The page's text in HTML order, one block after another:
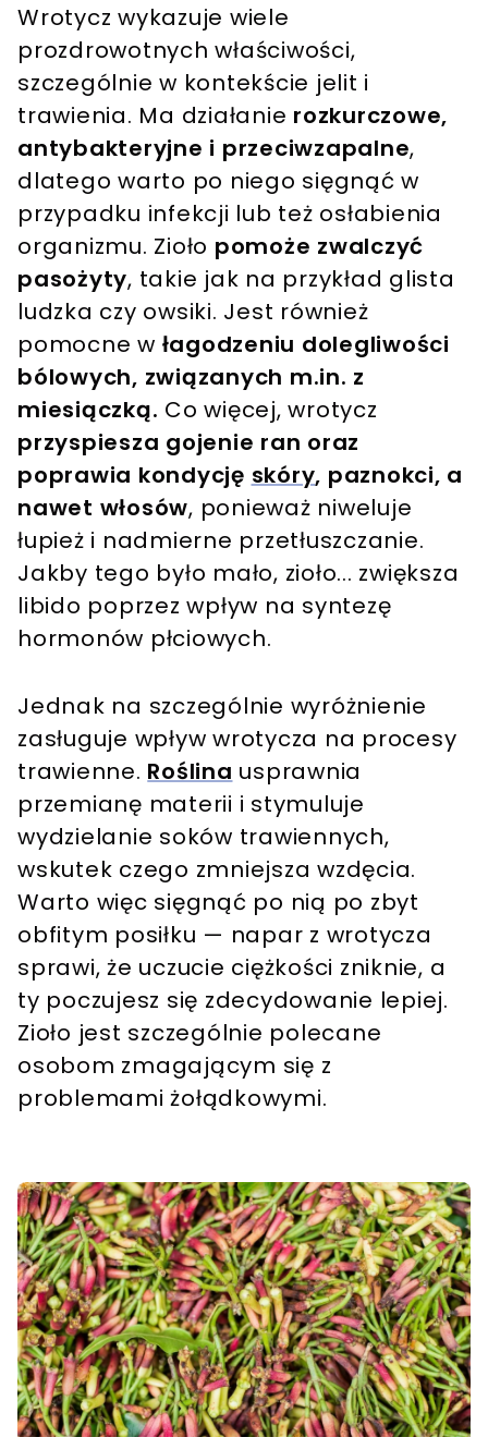
Wrotycz wykazuje wiele
prozdrowotnych właściwości,
szczególnie w kontekście jelit i
trawienia. Ma działanie rozkurczowe,
antybakteryjne i przeciwzapalne,
dlatego warto po niego sięgnąć w
przypadku infekcji lub też osłabienia
organizmu. Zioło pomoże zwalczyć
pasożyty, takie jak na przykład glista
ludzka czy owsiki. Jest również
pomocne w łagodzeniu dolegliwości
bólowych, związanych m.in. z
miesiączką. Co więcej, wrotycz
przyspiesza gojenie ran oraz
poprawia kondycję skóry, paznokci, a
nawet włosów, ponieważ niweluje
łupież i nadmierne przetłuszczanie.
Jakby tego było mało, zioło... zwiększa
libido poprzez wpływ na syntezę
hormonów płciowych.
Jednak na szczególnie wyróżnienie
zasługuje wpływ wrotycza na procesy
trawienne. Roślina usprawnia
przemianę materii i stymuluje
wydzielanie soków trawiennych,
wskutek czego zmniejsza wzdęcia.
Warto więc sięgnąć po nią po zbyt
obfitym posiłku — napar z wrotycza
sprawi, że uczucie ciężkości zniknie, a
ty poczujesz się zdecydowanie lepiej.
Zioło jest szczególnie polecane
osobom zmagającym się z
problemami żołądkowymi.